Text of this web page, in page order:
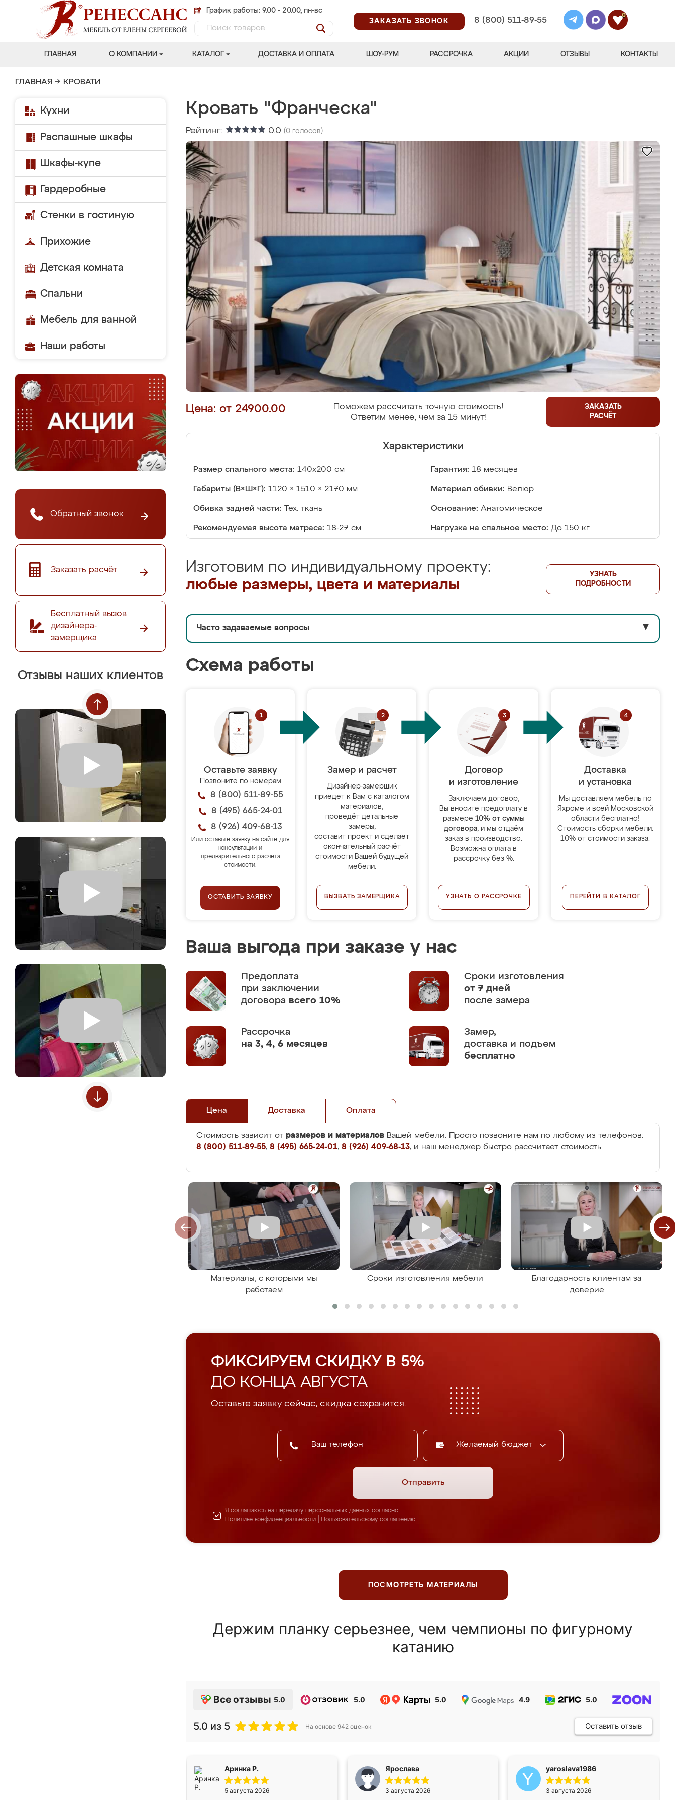
График работы: 9.00 - 20.00, пн-вс
ЗАКАЗАТЬ ЗВОНОК
8 (800) 511-89-55
0
ГЛАВНАЯ О КОМПАНИИ КАТАЛОГ ДОСТАВКА И ОПЛАТА ШОУ-РУМ РАССРОЧКА АКЦИИ ОТЗЫВЫ КОНТАКТЫ
ГЛАВНАЯ → КРОВАТИ
Кухни
Распашные шкафы
Шкафы-купе
Гардеробные
Стенки в гостиную
Прихожие
Детская комната
Спальни
Мебель для ванной
Наши работы
Обратный звонок
Заказать расчёт
Бесплатный вызов
дизайнера-
замерщика
Отзывы наших клиентов
Кровать "Франческа"
Рейтинг: 0.0 (0 голосов)
Цена: от 24900.00
Поможем рассчитать точную стоимость!
Ответим менее, чем за 15 минут!
ЗАКАЗАТЬ
РАСЧЁТ
Характеристики
Размер спального места: 140х200 см Гарантия: 18 месяцев
Габариты (В×Ш×Г): 1120 × 1510 × 2170 мм Материал обивки: Велюр
Обивка задней части: Тех. ткань Основание: Анатомическое
Рекомендуемая высота матраса: 18-27 см Нагрузка на спальное место: До 150 кг
Изготовим по индивидуальному проекту:
любые размеры, цвета и материалы
УЗНАТЬ
ПОДРОБНОСТИ
Часто задаваемые вопросы ▼
Схема работы
Оставьте заявку
Позвоните по номерам
8 (800) 511-89-55
8 (495) 665-24-01
8 (926) 409-68-13
Или оставьте заявку на сайте для
консультации и
предварительного расчёта
стоимости.
ОСТАВИТЬ ЗАЯВКУ
Замер и расчет
Дизайнер-замерщик
приедет к Вам с каталогом
материалов,
проведёт детальные
замеры,
составит проект и сделает
окончательный расчёт
стоимости Вашей будущей
мебели.
ВЫЗВАТЬ ЗАМЕРЩИКА
Договор
и изготовление
Заключаем договор,
Вы вносите предоплату в
размере 10% от суммы
договора, и мы отдаём
заказ в производство.
Возможна оплата в
рассрочку без %.
УЗНАТЬ О РАССРОЧКЕ
Доставка
и установка
Мы доставляем мебель по
Яхроме и всей Московской
области бесплатно!
Стоимость сборки мебели:
10% от стоимости заказа.
ПЕРЕЙТИ В КАТАЛОГ
Ваша выгода при заказе у нас
Предоплата
при заключении
договора всего 10%
Сроки изготовления
от 7 дней
после замера
Рассрочка
на 3, 4, 6 месяцев
Замер,
доставка и подъем
бесплатно
Цена Доставка Оплата
Стоимость зависит от размеров и материалов Вашей мебели. Просто позвоните нам по любому из телефонов:
8 (800) 511-89-55, 8 (495) 665-24-01, 8 (926) 409-68-13, и наш менеджер быстро рассчитает стоимость.
Материалы, с которыми мы
работаем
Сроки изготовления мебели
Благодарность клиентам за
доверие
ФИКСИРУЕМ СКИДКУ В 5%
ДО КОНЦА АВГУСТА
Оставьте заявку сейчас, скидка сохранится.
Желаемый бюджет
Отправить
Я соглашаюсь на передачу персональных данных согласно
Политике конфиденциальности
Пользовательскому соглашению
ПОСМОТРЕТЬ МАТЕРИАЛЫ
Держим планку серьезнее, чем чемпионы по фигурному
катанию
Все отзывы 5.0 5.0 5.0 4.9 5.0
5.0 из 5 На основе 942 оценок Оставить отзыв
Аринка Р.
5 августа 2026
Ярослава
3 августа 2026
yaroslava1986
3 августа 2026